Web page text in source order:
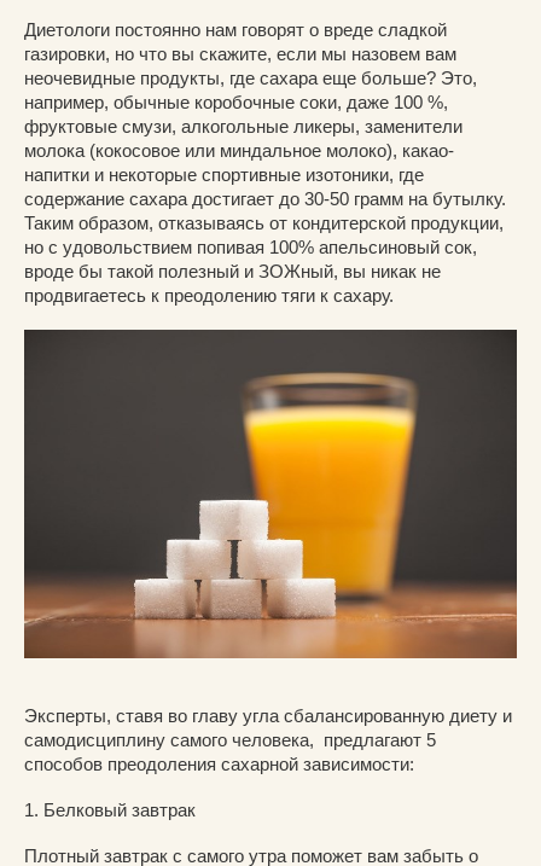
Диетологи постоянно нам говорят о вреде сладкой
газировки, но что вы скажите, если мы назовем вам
неочевидные продукты, где сахара еще больше? Это,
например, обычные коробочные соки, даже 100 %,
фруктовые смузи, алкогольные ликеры, заменители
молока (кокосовое или миндальное молоко), какао-
напитки и некоторые спортивные изотоники, где
содержание сахара достигает до 30-50 грамм на бутылку.
Таким образом, отказываясь от кондитерской продукции,
но с удовольствием попивая 100% апельсиновый сок,
вроде бы такой полезный и ЗОЖный, вы никак не
продвигаетесь к преодолению тяги к сахару.
Эксперты, ставя во главу угла сбалансированную диету и
самодисциплину самого человека, предлагают 5
способов преодоления сахарной зависимости:
1. Белковый завтрак
Плотный завтрак с самого утра поможет вам забыть о